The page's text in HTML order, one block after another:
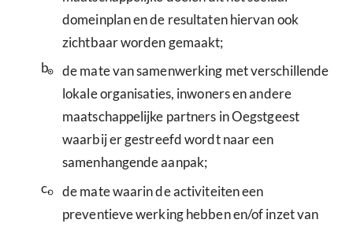
domeinplan en de resultaten hiervan ook
zichtbaar worden gemaakt;
b.
de mate van samenwerking met verschillende
lokale organisaties, inwoners en andere
maatschappelijke partners in Oegstgeest
waarbij er gestreefd wordt naar een
samenhangende aanpak;
c.
de mate waarin de activiteiten een
preventieve werking hebben en/of inzet van